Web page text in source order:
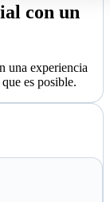
con un
una experiencia
es posible.